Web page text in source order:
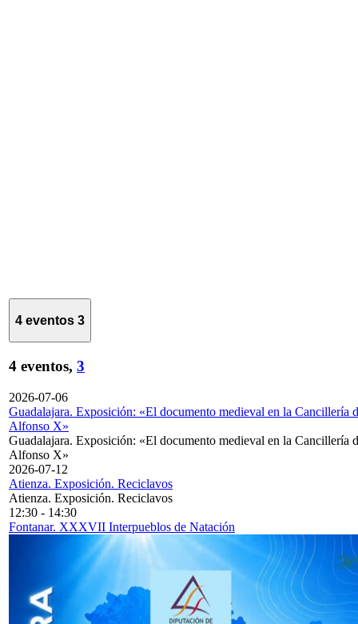
4 eventos 3
4 eventos, 3
2026-07-06
Guadalajara. Exposición: «El documento medieval en la Cancillería
Alfonso X»
Guadalajara. Exposición: «El documento medieval en la Cancillería
Alfonso X»
2026-07-12
Atienza. Exposición. Reciclavos
Atienza. Exposición. Reciclavos
12:30 - 14:30
Fontanar. XXXVII Interpueblos de Natación